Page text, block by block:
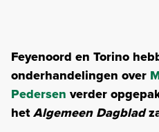
Feyenoord en Torino
onderhandelingen over
Pedersen verder
hetAlgemeen Dagblad